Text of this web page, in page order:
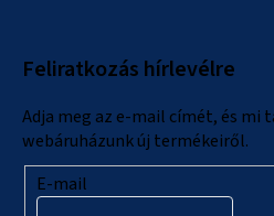
Feliratkozás hírlevélre
Adja meg az e-mail címét, és
webáruházunk új termékeiről.
E-mail